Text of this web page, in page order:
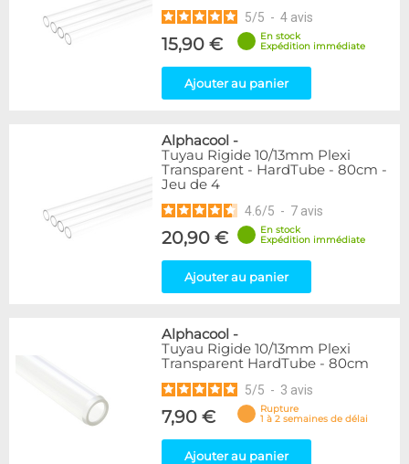
5/5 - 4 avis
15,90 €
En stock
Expédition immédiate
Ajouter au panier
Alphacool -
Tuyau Rigide 10/13mm Plexi
Transparent - HardTube - 80cm -
Jeu de 4
4.6/5 - 7 avis
20,90 €
En stock
Expédition immédiate
Ajouter au panier
Alphacool -
Tuyau Rigide 10/13mm Plexi
Transparent HardTube - 80cm
5/5 - 3 avis
7,90 €
Rupture
1 à 2 semaines de délai
Ajouter au panier